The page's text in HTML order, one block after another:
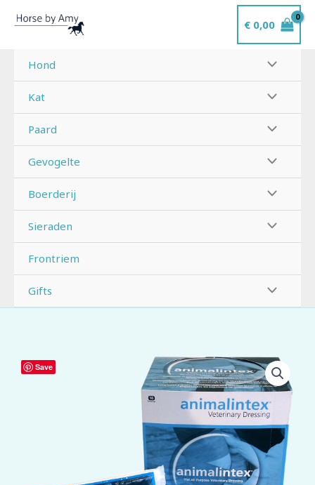
naar
inhoud
€0,00
Hond
Kat
Paard
Gevogelte
Boerderij
Sieraden
Frontriem
Gifts
Save
Animalintex
Veterinair